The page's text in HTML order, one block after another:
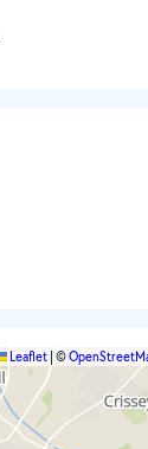
Leaflet ©